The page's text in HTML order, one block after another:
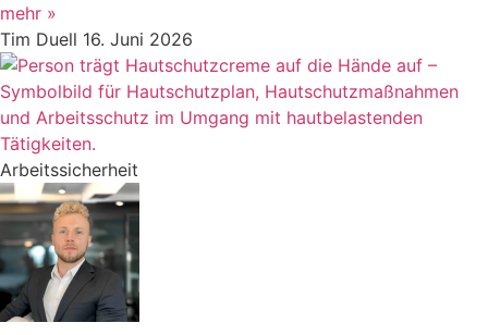
mehr »
Tim Duell 16. Juni 2026
Arbeitssicherheit